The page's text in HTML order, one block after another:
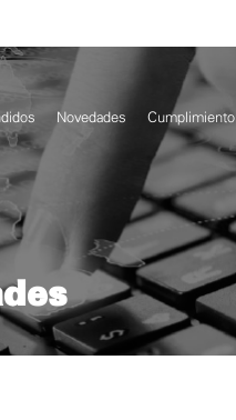
Novedades Cumplimiento